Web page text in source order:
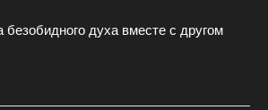
духа вместе с другом